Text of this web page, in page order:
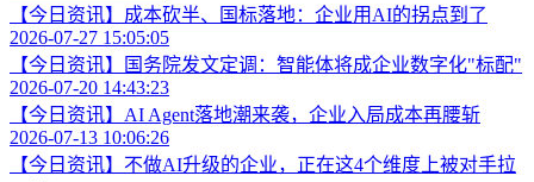
【今日资讯】成本砍半、国标落地：企业用AI的拐点到了
2026-07-27 15:05:05
【今日资讯】国务院发文定调：智能体将成企业数字化"标配"
2026-07-20 14:43:23
【今日资讯】AI Agent落地潮来袭，企业入局成本再腰斩
2026-07-13 10:06:26
【今日资讯】不做AI升级的企业，正在这4个维度上被对手拉